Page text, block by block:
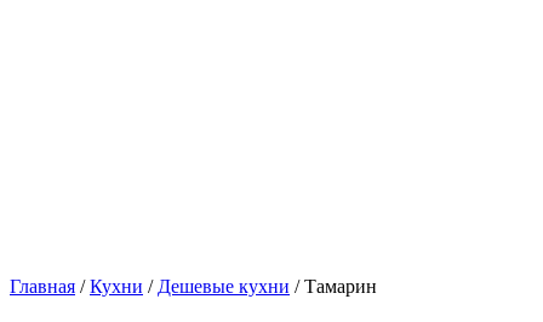
Главная /Кухни / Дешевые кухни / Тамарин